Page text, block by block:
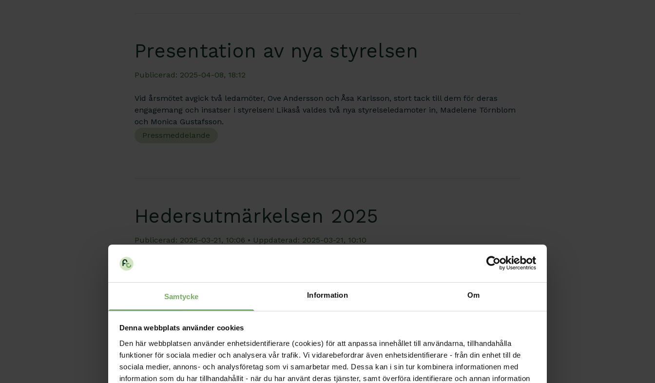
Samtycke Information Om
Denna webbplats använder cookies
Den här webbplatsen använder enhetsidentifierare (cookies) för att anpassa innehållet till användarna, tillhandahålla
funktioner för sociala medier och analysera vår trafik. Vi vidarebefordrar även enhetsidentifierare - från din enhet till de
sociala medier, annons- och analysföretag som vi samarbetar med. Dessa kan i sin tur kombinera informationen med
information som du har tillhandahållit - när du har använt deras tjänster, samt överföra identifierare och annan information
Presentation av nya styrelsen
Publicerad: 2025-04-08, 18:12
Vid årsmötet avgick två ledamöter, Ove Andersson och Åsa Karlsson, stort tack till dem för deras
engagemang och insatser i styrelsen! Likaså valdes två nya styrelseledamoter in, Madelene Törnblom
och Monica Gustafsson.
Pressmeddelande
Hedersutmärkelsen 2025
Publicerad: 2025-03-21, 10:06 • Uppdaterad: 2025-03-21, 10:10
Reportage från utbildningsdag i
Östersund - Smärtproblematik hos